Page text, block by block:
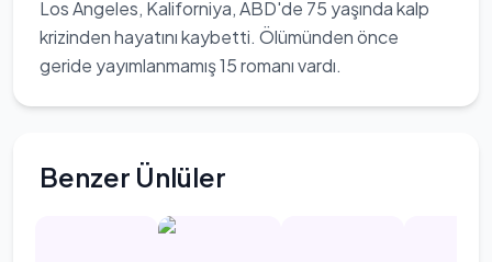
Los Angeles, Kaliforniya, ABD'de 75 yaşında kalp
krizinden hayatını kaybetti. Ölümünden önce
geride yayımlanmamış 15 romanı vardı.
Benzer Ünlüler